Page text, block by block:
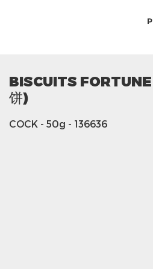
BISCUITS
饼)
COCK - 50g - 136636